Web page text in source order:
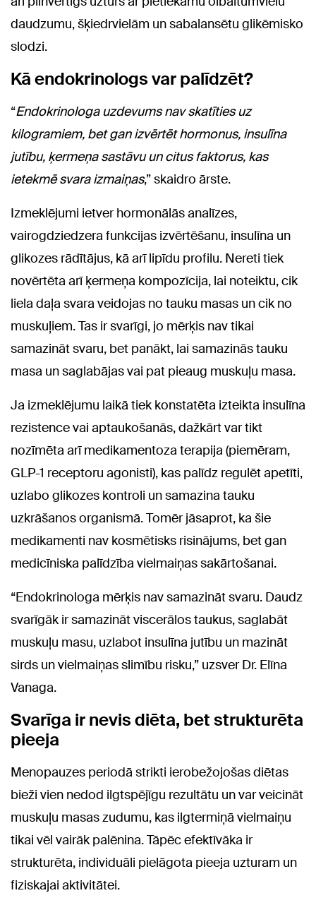
daudzumu, šķiedrvielām un sabalansētu glikēmisko
slodzi.
Kā endokrinologs var palīdzēt?
“Endokrinologa uzdevums nav skatīties uz
kilogramiem, bet gan izvērtēt hormonus, insulīna
jutību, ķermeņa sastāvu un citus faktorus, kas
ietekmē svara izmaiņas,” skaidro ārste.
Izmeklējumi ietver hormonālās analīzes,
vairogdziedzera funkcijas izvērtēšanu, insulīna un
glikozes rādītājus, kā arī lipīdu profilu. Nereti tiek
novērtēta arī ķermeņa kompozīcija, lai noteiktu, cik
liela daļa svara veidojas no tauku masas un cik no
muskuļiem. Tas ir svarīgi, jo mērķis nav tikai
samazināt svaru, bet panākt, lai samazinās tauku
masa un saglabājas vai pat pieaug muskuļu masa.
Ja izmeklējumu laikā tiek konstatēta izteikta insulīna
rezistence vai aptaukošanās, dažkārt var tikt
nozīmēta arī medikamentoza terapija (piemēram,
GLP-1 receptoru agonisti), kas palīdz regulēt apetīti,
uzlabo glikozes kontroli un samazina tauku
uzkrāšanos organismā. Tomēr jāsaprot, ka šie
medikamenti nav kosmētisks risinājums, bet gan
medicīniska palīdzība vielmaiņas sakārtošanai.
“Endokrinologa mērķis nav samazināt svaru. Daudz
svarīgāk ir samazināt viscerālos taukus, saglabāt
muskuļu masu, uzlabot insulīna jutību un mazināt
sirds un vielmaiņas slimību risku,” uzsver Dr. Elīna
Vanaga.
Svarīga ir nevis diēta, bet strukturēta
pieeja
Menopauzes periodā strikti ierobežojošas diētas
bieži vien nedod ilgtspējīgu rezultātu un var veicināt
muskuļu masas zudumu, kas ilgtermiņā vielmaiņu
tikai vēl vairāk palēnina. Tāpēc efektīvāka ir
strukturēta, individuāli pielāgota pieeja uzturam un
fiziskajai aktivitātei.